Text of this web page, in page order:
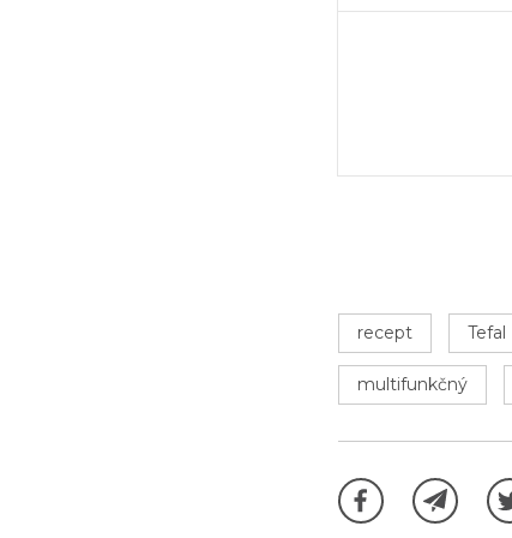
recept Tefal
multifunkčný